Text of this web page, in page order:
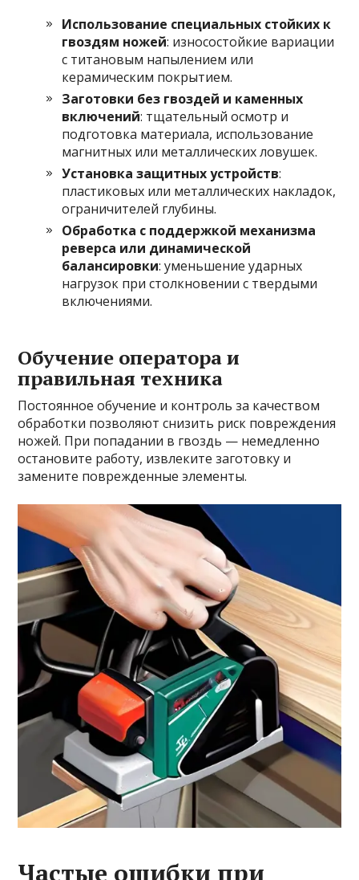
Использование специальных стойких к
гвоздям ножей: износостойкие вариации
с титановым напылением или
керамическим покрытием.
Заготовки без гвоздей и каменных
включений: тщательный осмотр и
подготовка материала, использование
магнитных или металлических ловушек.
Установка защитных устройств:
пластиковых или металлических накладок,
ограничителей глубины.
Обработка с поддержкой механизма
реверса или динамической
балансировки: уменьшение ударных
нагрузок при столкновении с твердыми
включениями.
Обучение оператора и
правильная техника
Постоянное обучение и контроль за качеством
обработки позволяют снизить риск повреждения
ножей. При попадании в гвоздь — немедленно
остановите работу, извлеките заготовку и
замените поврежденные элементы.
Частые ошибки при